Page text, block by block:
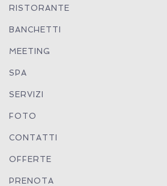
RISTORANTE
BANCHETTI
MEETING
SPA
SERVIZI
FOTO
CONTATTI
OFFERTE
PRENOTA